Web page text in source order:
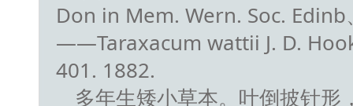
Don in Mem. Wern. Soc.
——Taraxacum wattii J. D.
401. 1882.
多年生矮小草本。叶倒披针形